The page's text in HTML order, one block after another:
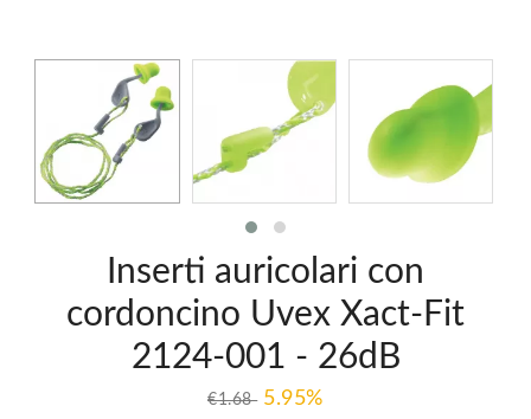
Inserti auricolari con
cordoncino Uvex Xact-Fit
2124-001 - 26dB
€1.68 5.95%